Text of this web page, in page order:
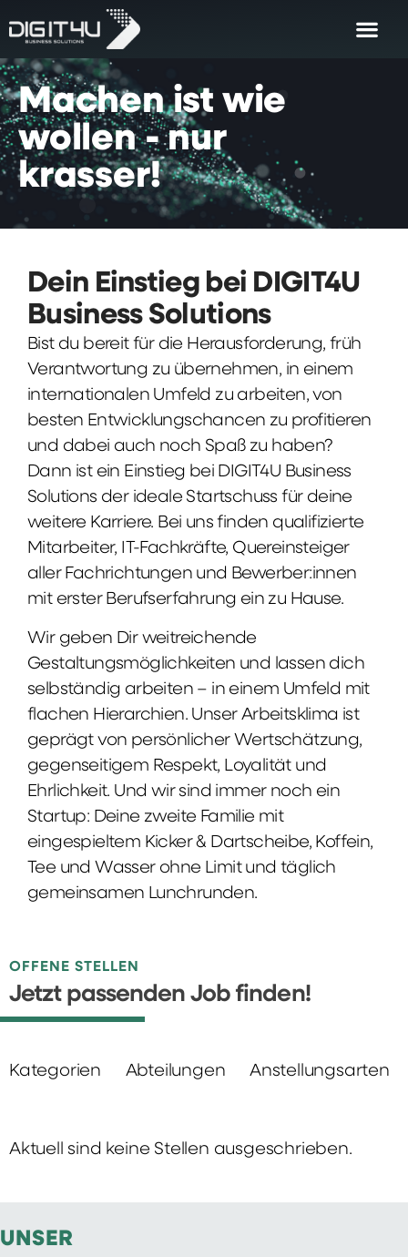
Machen ist wie
wollen - nur
krasser!
Dein Einstieg bei DIGIT4U
Business Solutions
Bist du bereit für die Herausforderung, früh
Verantwortung zu übernehmen, in einem
internationalen Umfeld zu arbeiten, von
besten Entwicklungschancen zu profitieren
und dabei auch noch Spaß zu haben?
Dann ist ein Einstieg bei DIGIT4U Business
Solutions der ideale Startschuss für deine
weitere Karriere. Bei uns finden qualifizierte
Mitarbeiter, IT-Fachkräfte, Quereinsteiger
aller Fachrichtungen und Bewerber:innen
mit erster Berufserfahrung ein zu Hause.
Wir geben Dir weitreichende
Gestaltungsmöglichkeiten und lassen dich
selbständig arbeiten – in einem Umfeld mit
flachen Hierarchien. Unser Arbeitsklima ist
geprägt von persönlicher Wertschätzung,
gegenseitigem Respekt, Loyalität und
Ehrlichkeit. Und wir sind immer noch ein
Startup: Deine zweite Familie mit
eingespieltem Kicker & Dartscheibe, Koffein,
Tee und Wasser ohne Limit und täglich
gemeinsamen Lunchrunden.
OFFENE STELLEN
Jetzt passenden Job finden!
Kategorien Abteilungen Anstellungsarten
Aktuell sind keine Stellen ausgeschrieben.
UNSER